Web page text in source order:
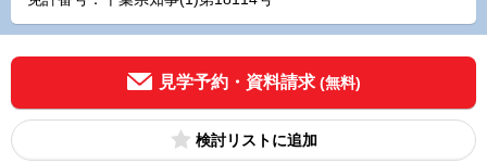
見学予約・資料請求 (無料)
検討リスト